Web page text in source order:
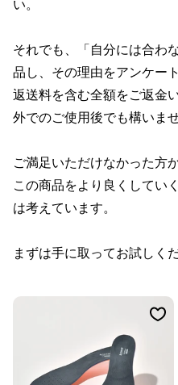
い。
それでも、「自分には合わ
品し、その理由をアンケー
返送料を含む全額をご返金
外でのご使用後でも構いませ
ご満足いただけなかった方
この商品をより良くしてい
は考えています。
まずは手に取ってお試しくだ